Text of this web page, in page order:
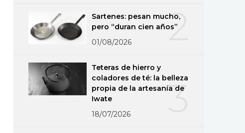
2
Sartenes: pesan mucho,
pero “duran cien años”
01/08/2026
3
Teteras de hierro y
coladores de té: la belleza
propia de la artesanía de
Iwate
18/07/2026